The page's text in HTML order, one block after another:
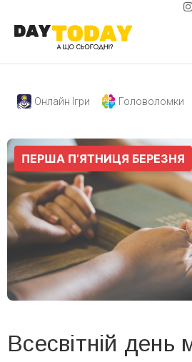
Онлайн Ігри Головоломки
Всесвітній день